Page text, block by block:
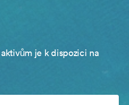
je k dispozici na